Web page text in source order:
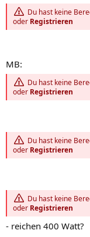
Du hast keine
oder Registrieren
MB:
Du hast keine
oder Registrieren
Du hast keine
oder Registrieren
Du hast keine
oder Registrieren
- reichen 400 Watt?